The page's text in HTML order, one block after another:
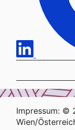
Impressum: ©
Wien/